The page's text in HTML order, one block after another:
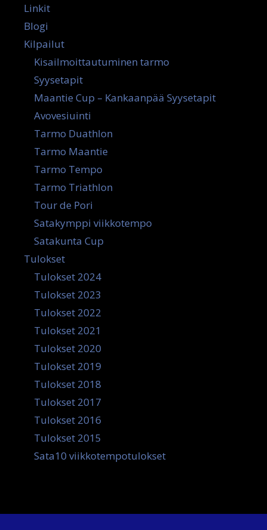
Linkit
Blogi
Kilpailut
Kisailmoittautuminen tarmo
Syysetapit
Maantie Cup – Kankaanpää Syysetapit
Avovesiuinti
Tarmo Duathlon
Tarmo Maantie
Tarmo Tempo
Tarmo Triathlon
Tour de Pori
Satakymppi viikkotempo
Satakunta Cup
Tulokset
Tulokset 2024
Tulokset 2023
Tulokset 2022
Tulokset 2021
Tulokset 2020
Tulokset 2019
Tulokset 2018
Tulokset 2017
Tulokset 2016
Tulokset 2015
Sata10 viikkotempotulokset